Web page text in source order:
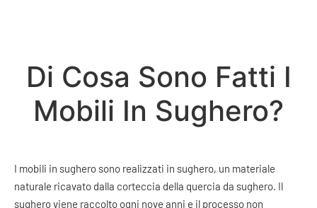
Di Cosa Sono Fatti I
Mobili In Sughero?
I mobili in sughero sono realizzati in sughero, un materiale
naturale ricavato dalla corteccia della quercia da sughero. Il
sughero viene raccolto ogni nove anni e il processo non